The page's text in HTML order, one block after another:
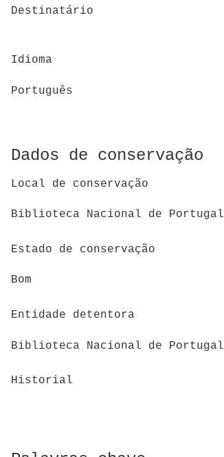
Destinatário
Idioma
Português
Dados de conservação
Local de conservação
Biblioteca Nacional de Portugal
Estado de conservação
Bom
Entidade detentora
Biblioteca Nacional de Portugal
Historial